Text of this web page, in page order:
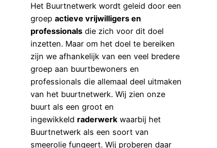
Het Buurtnetwerk wordt geleid door een
groep actieve vrijwilligers en
professionalsdie zich voor dit doel
inzetten. Maar om het doel te bereiken
zijn we afhankelijk van een veel bredere
groep aan buurtbewoners en
professionals die allemaal deel uitmaken
van het buurtnetwerk. Wij zien onze
buurt als een groot en
ingewikkeld raderwerkwaarbij het
Buurtnetwerk als een soort van
smeerolie fungeert. Wij proberen daar